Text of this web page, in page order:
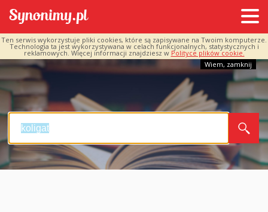
Ten serwis wykorzystuje pliki cookies, które są zapisywane na Twoim komputerze.
Technologia ta jest wykorzystywana w celach funkcjonalnych, statystycznych i
reklamowych. Więcej informacji znajdziesz w Polityce plików cookie.
Wiem, zamknij